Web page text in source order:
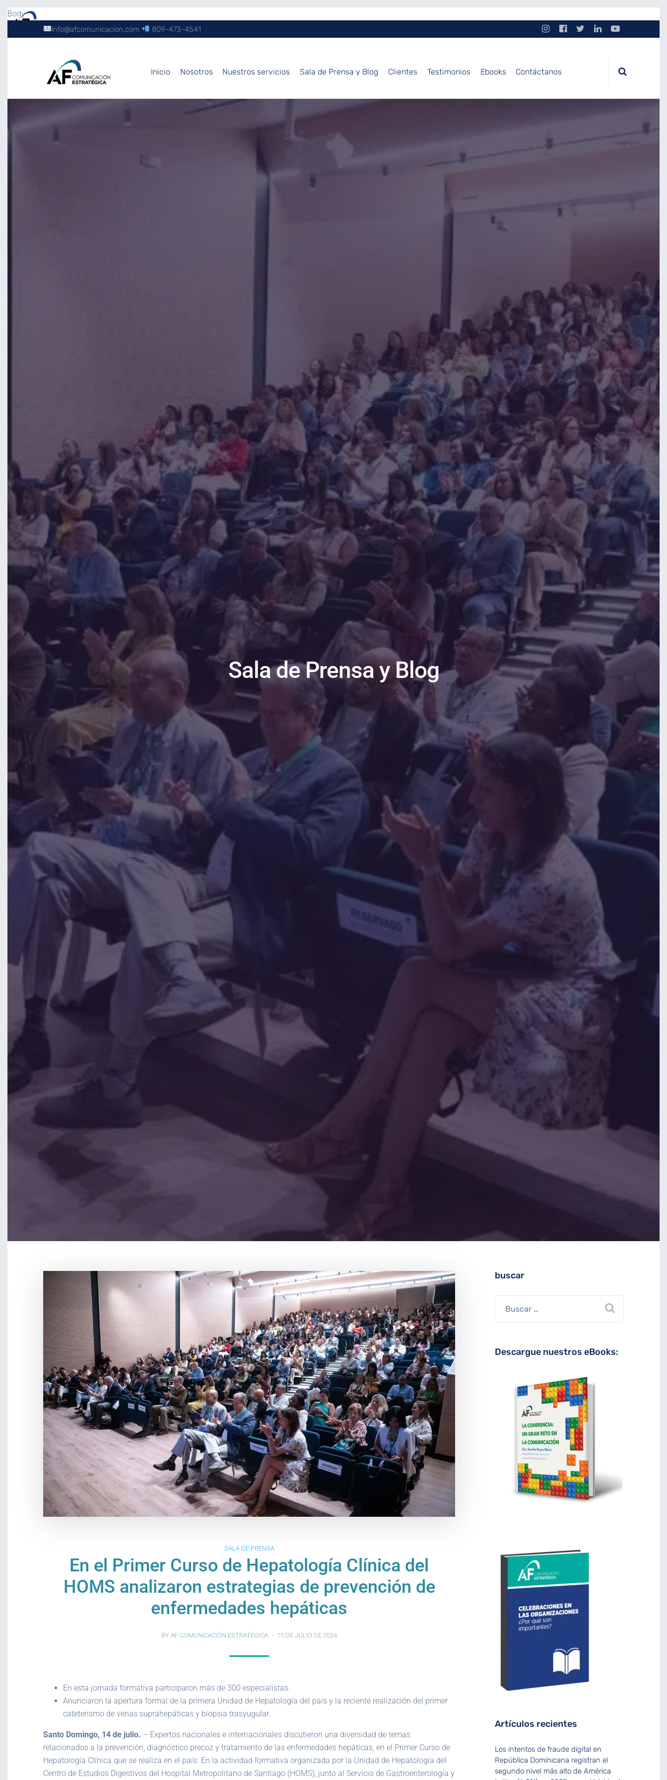
Body
info@afcomunicacion.com 809-473-4541
Inicio Nosotros Nuestros servicios Sala de Prensa y Blog Clientes Testimonios Ebooks Contáctanos
Sala de Prensa y Blog
SALA DE PRENSA
En el Primer Curso de Hepatología Clínica del
HOMS analizaron estrategias de prevención de
enfermedades hepáticas
BY AF COMUNICACIÓN ESTRATÉGICA 15 DE JULIO DE 2024
En esta jornada formativa participaron más de 300 especialistas.
Anunciaron la apertura formal de la primera Unidad de Hepatología del país y la reciente realización del primer
cateterismo de venas suprahepáticas y biopsia trasyugular.
Santo Domingo, 14 de julio. – Expertos nacionales e internacionales discutieron una diversidad de temas
relacionados a la prevención, diagnóstico precoz y tratamiento de las enfermedades hepáticas, en el Primer Curso de
Hepatología Clínica que se realiza en el país. En la actividad formativa organizada por la Unidad de Hepatología del
Centro de Estudios Digestivos del Hospital Metropolitano de Santiago (HOMS), junto al Servicio de Gastroenterología y
buscar
Descargue nuestros eBooks:
Artículos recientes
Los intentos de fraude digital en
República Dominicana registran el
segundo nivel más alto de América